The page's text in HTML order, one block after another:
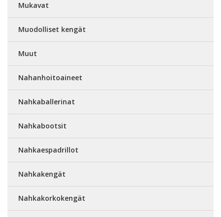
Mukavat
Muodolliset kengät
Muut
Nahanhoitoaineet
Nahkaballerinat
Nahkabootsit
Nahkaespadrillot
Nahkakengät
Nahkakorkokengät